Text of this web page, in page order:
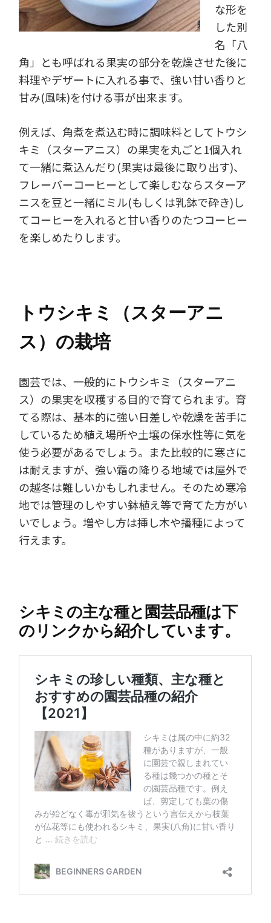
な形を
した別
名「八
角」とも呼ばれる果実の部分を乾燥させた後に
料理やデザートに入れる事で、強い甘い香りと
甘み(風味)を付ける事が出来ます。
例えば、角煮を煮込む時に調味料としてトウシ
キミ（スターアニス）の果実を丸ごと1個入れ
て一緒に煮込んだり(果実は最後に取り出す)、
フレーバーコーヒーとして楽しむならスターア
ニスを豆と一緒にミル(もしくは乳鉢で砕き)し
てコーヒーを入れると甘い香りのたつコーヒー
を楽しめたりします。
トウシキミ（スターアニ
ス）の栽培
園芸では、一般的にトウシキミ（スターアニ
ス）の果実を収穫する目的で育てられます。育
てる際は、基本的に強い日差しや乾燥を苦手に
しているため植え場所や土壌の保水性等に気を
使う必要があるでしょう。また比較的に寒さに
は耐えますが、強い霜の降りる地域では屋外で
の越冬は難しいかもしれません。そのため寒冷
地では管理のしやすい鉢植え等で育てた方がい
いでしょう。増やし方は挿し木や播種によって
行えます。
シキミの主な種と園芸品種は下
のリンクから紹介しています。